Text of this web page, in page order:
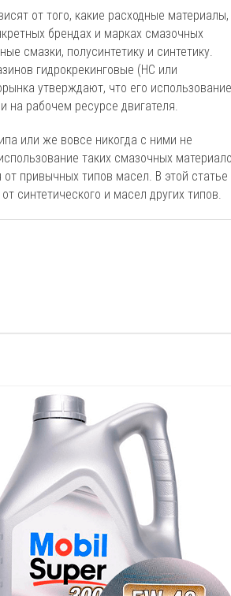
от того, какие расходные материалы,
брендах и марках смазочных
смазки, полусинтетику и синтетику.
гидрокрекинговые (HC или
утверждают, что его использование
на рабочем ресурсе двигателя.
или же вовсе никогда с ними не
таких смазочных
привычных типов масел. В этой
синтетического и масел других типов.